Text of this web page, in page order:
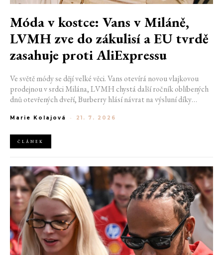
Móda v kostce: Vans v Miláně,
LVMH zve do zákulisí a EU tvrdě
zasahuje proti AliExpressu
Ve světě módy se dějí velké věci. Vans otevírá novou vlajkovou
prodejnou v srdci Milána, LVMH chystá další ročník oblíbených
dnů otevřených dveří, Burberry hlásí návrat na výsluní díky
AliExpress.
Marie Kolajová - 21. 7. 2026
ČLÁNEK